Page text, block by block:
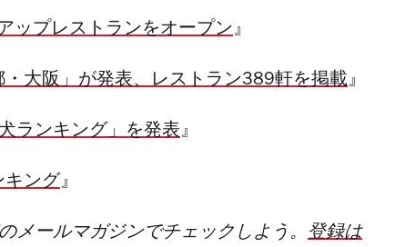
ップレストランをオープン』
大阪」が発表、レストラン389軒を掲載』
ランキング」を発表』
キング』
メールマガジンでチェックしよう。 登録は